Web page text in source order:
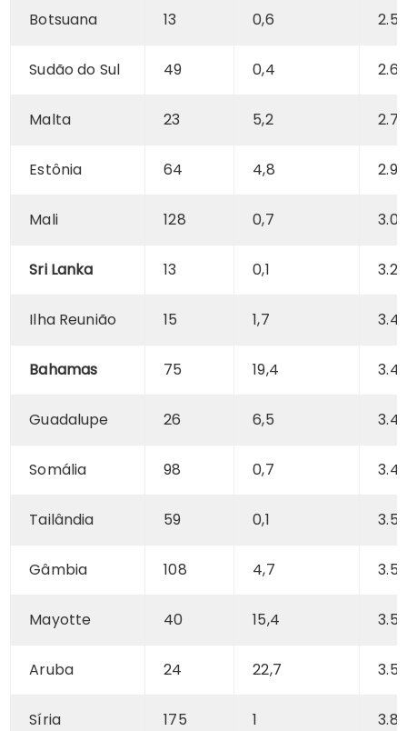
Botsuana 13 0,6
Sudão do Sul 49 0,4
Malta 23 5,2
Estônia 64 4,8
Mali 128 0,7
Sri Lanka 13 0,1
Ilha Reunião 15 1,7
Bahamas 75 19,4
Guadalupe 26 6,5
Somália 98 0,7
Tailândia 59 0,1 3.511
Gâmbia 108 4,7
Mayotte 40 15,4
Aruba 24 22,7
Síria 175 1